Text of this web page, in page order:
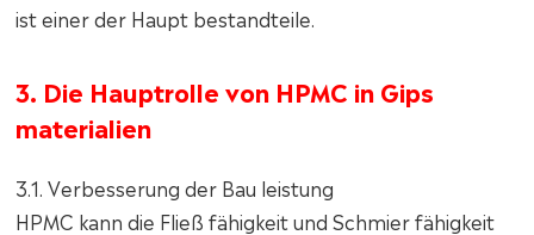
ist einer der Haupt bestandteile.
3. Die Hauptrolle von HPMC in Gips
materialien
3.1. Verbesserung der Bau leistung
HPMC kann die Fließ fähigkeit und Schmier fähigkeit